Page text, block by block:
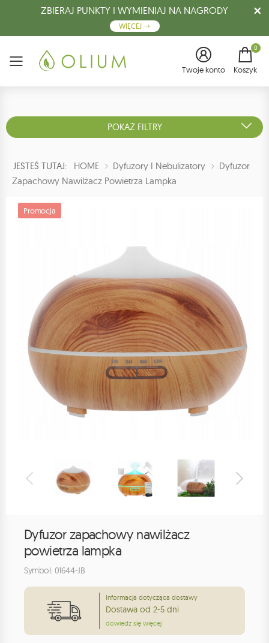
ZBIERAJ PUNKTY I WYMIENIAJ NA NAGRODY
WIĘCEJ
Menu Twoje konto
0
Koszyk
POKAŻ FILTRY
JESTEŚ TUTAJ: HOME Dyfuzory I Nebulizatory
Dyfuzor
Zapachowy Nawilżacz Powietrza Lampka
Promocja
Dyfuzor zapachowy nawilżacz
powietrza lampka
Symbol: 01644-JB
Informacja dotycząca dostawy
Dostawa od 2-5 dni
dowiedz się więcej